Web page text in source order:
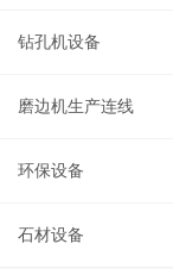
钻孔机设备
磨边机生产连线
环保设备
石材设备